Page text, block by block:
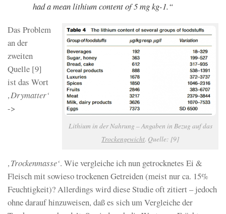
had a mean lithium content of 5 mg kg-1.“
Lithium in der Nahrung – Angaben in Bezug auf das
Trockengewicht. Quelle: [9]
Das Problem
an der
zweiten
Quelle [9]
ist das Wort
‚Drymatter‘
->
‚Trockenmasse‘. Wie vergleiche ich nun getrocknetes Ei &
Fleisch mit sowieso trockenen Getreiden (meist nur ca. 15%
Feuchtigkeit)? Allerdings wird diese Studie oft zitiert – jedoch
ohne darauf hinzuweisen, daß es sich um Vergleiche der